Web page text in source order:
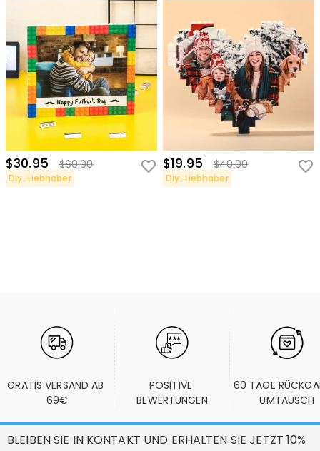
$30.95 $60.00
Diy-Liebhaber
$19.95 $40.00
Diy-Liebhaber
GRATIS VERSAND AB
69€
POSITIVE
BEWERTUNGEN
60 TAGE
UMTAUSCH
BLEIBEN SIE IN KONTAKT UND ERHALTEN SIE JETZT 10%